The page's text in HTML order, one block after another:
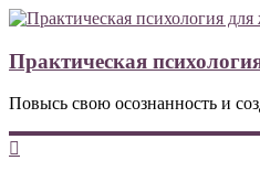
Практическая
Повысь свою осознанность и